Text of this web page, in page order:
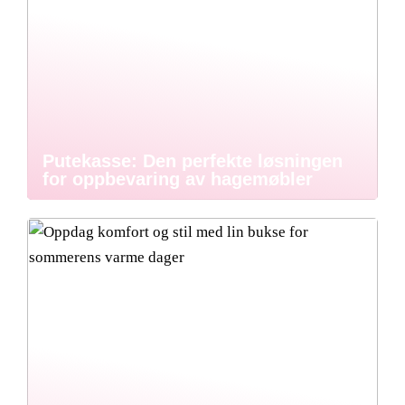
Putekasse: Den perfekte løsningen
for oppbevaring av hagemøbler